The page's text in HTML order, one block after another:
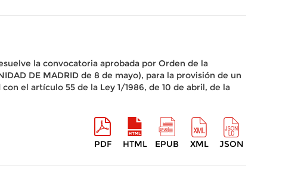
la convocatoria aprobada por Orden de la
DE MADRID de 8 de mayo), para la provisión de un
el artículo 55 de la Ley 1/1986, de 10 de abril, de la
PDF HTML EPUB XML JSON